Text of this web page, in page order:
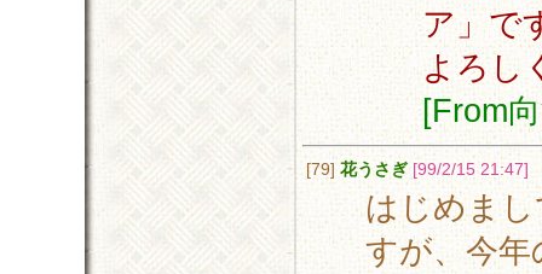
ア」で
よろし
[From
[79] 花うさぎ [99/2/15 21:47]
はじめま
すが、今年